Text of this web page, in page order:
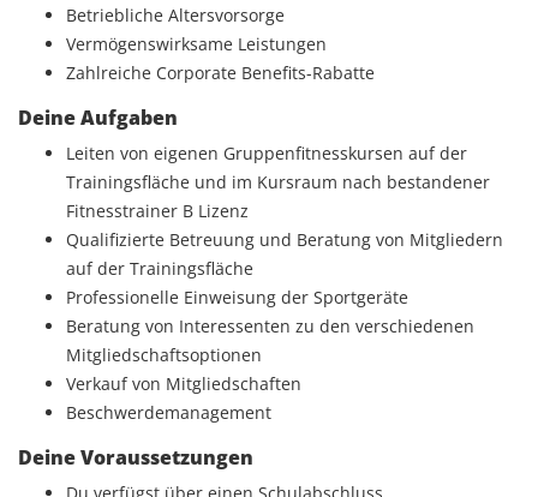
Betriebliche Altersvorsorge
Vermögenswirksame Leistungen
Zahlreiche Corporate Benefits-Rabatte
Deine Aufgaben
Leiten von eigenen Gruppenfitnesskursen auf der
Trainingsfläche und im Kursraum nach bestandener
Fitnesstrainer B Lizenz
Qualifizierte Betreuung und Beratung von Mitgliedern
auf der Trainingsfläche
Professionelle Einweisung der Sportgeräte
Beratung von Interessenten zu den verschiedenen
Mitgliedschaftsoptionen
Verkauf von Mitgliedschaften
Beschwerdemanagement
Deine Voraussetzungen